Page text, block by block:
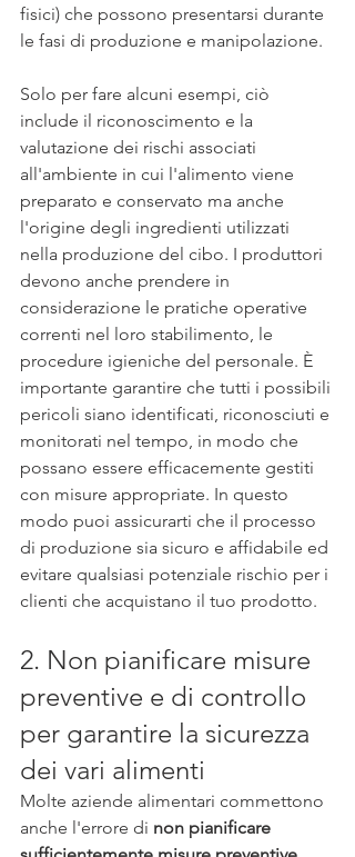
fisici) che possono presentarsi durante
le fasi di produzione e manipolazione.
Solo per fare alcuni esempi, ciò
include il riconoscimento e la
valutazione dei rischi associati
all'ambiente in cui l'alimento viene
preparato e conservato ma anche
l'origine degli ingredienti utilizzati
nella produzione del cibo. I produttori
devono anche prendere in
considerazione le pratiche operative
correnti nel loro stabilimento, le
procedure igieniche del personale. È
importante garantire che tutti i possibili
pericoli siano identificati, riconosciuti e
monitorati nel tempo, in modo che
possano essere efficacemente gestiti
con misure appropriate. In questo
modo puoi assicurarti che il processo
di produzione sia sicuro e affidabile ed
evitare qualsiasi potenziale rischio per i
clienti che acquistano il tuo prodotto.
2. Non pianificare misure
preventive e di controllo
per garantire la sicurezza
dei vari alimenti
Molte aziende alimentari commettono
anche l'errore di non pianificare